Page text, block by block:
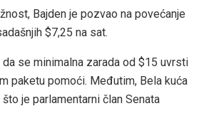
Bajden je pozvao na povećanje
$7,25 na sat.
se minimalna zarada od $15 uvrsti
paketu pomoći. Međutim, Bela kuća
je parlamentarni član Senata